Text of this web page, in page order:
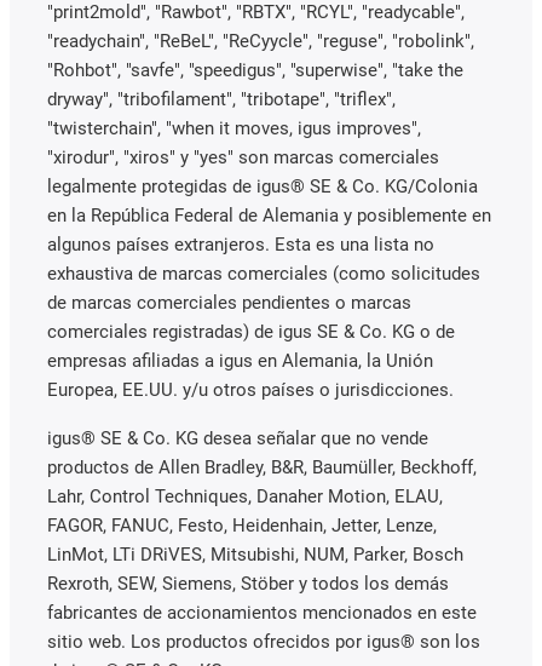
"print2mold", "Rawbot", "RBTX", "RCYL", "readycable",
"readychain", "ReBeL", "ReCyycle", "reguse", "robolink",
"Rohbot", "savfe", "speedigus", "superwise", "take the
dryway", "tribofilament", "tribotape", "triflex",
"twisterchain", "when it moves, igus improves",
"xirodur", "xiros" y "yes" son marcas comerciales
legalmente protegidas de igus® SE & Co. KG/Colonia
en la República Federal de Alemania y posiblemente en
algunos países extranjeros. Esta es una lista no
exhaustiva de marcas comerciales (como solicitudes
de marcas comerciales pendientes o marcas
comerciales registradas) de igus SE & Co. KG o de
empresas afiliadas a igus en Alemania, la Unión
Europea, EE.UU. y/u otros países o jurisdicciones.
igus® SE & Co. KG desea señalar que no vende
productos de Allen Bradley, B&R, Baumüller, Beckhoff,
Lahr, Control Techniques, Danaher Motion, ELAU,
FAGOR, FANUC, Festo, Heidenhain, Jetter, Lenze,
LinMot, LTi DRiVES, Mitsubishi, NUM, Parker, Bosch
Rexroth, SEW, Siemens, Stöber y todos los demás
fabricantes de accionamientos mencionados en este
sitio web. Los productos ofrecidos por igus® son los